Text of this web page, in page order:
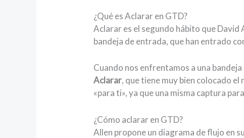
¿Qué es Aclarar en GTD?
Aclarar es el segundo hábito que
bandeja de entrada, que han entrado
Cuando nos enfrentamos a una
Aclarar, que tiene muy bien colocado el
«para ti», ya que una misma captura
¿Cómo aclarar en GTD?
Allen propone un diagrama de flujo en